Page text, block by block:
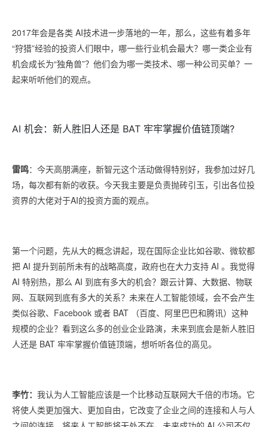
2017年会是各类 AI技术进一步落地的一年，那么，这些有着多年
“狩猎”经验的投资人们眼中，哪一些行业机会最大？哪一类企业有
机会成长为“独角兽”？他们会为哪一类技术、哪一种公司买单？一
起来听听他们的观点。
AI 机会：新人胜旧人还是 BAT 牢牢掌握价值链顶端?
雷鸣：今天高朋满座，新智元这个活动做得特别好，我参加过好几
场，每次都有新的收获。今天我主要是负责抛砖引玉，引出各位投
资界的大佬对于AI的投资方面的观点。
第一个问题，先从大的概念讲起，现在国际企业比如谷歌、微软都
把 AI 提升到前所未有的战略高度，政府也在大力支持 AI 。我觉得
AI 特别热，那么 AI 到底有多大的机会？跟云计算、大数据、物联
网、互联网到底有多大的关系？未来在人工智能领域，会不会产生
类似谷歌、Facebook 或者 BAT （百度、阿里巴巴和腾讯）这种
规模的企业？看到这么多的创业企业路演，未来到底会是新人胜旧
人还是 BAT 牢牢掌握价值链顶端，想听听各位的高见。
李竹： 我认为人工智能应该是一个比移动互联网大千倍的市场。它
将使人类更加强大、更加自由，它改变了企业之间的连接和人与人